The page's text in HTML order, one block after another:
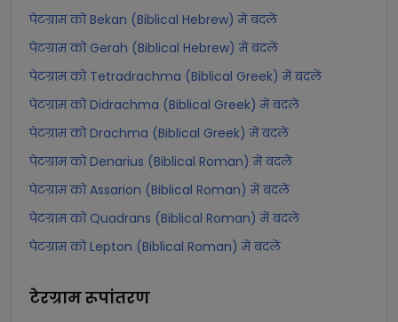
पेटग्राम को Bekan (Biblical Hebrew) में बदलें
पेटग्राम को Gerah (Biblical Hebrew) में बदलें
पेटग्राम को Tetradrachma (Biblical Greek) में बदलें
पेटग्राम को Didrachma (Biblical Greek) में बदलें
पेटग्राम को Drachma (Biblical Greek) में बदलें
पेटग्राम को Denarius (Biblical Roman) में बदलें
पेटग्राम को Assarion (Biblical Roman) में बदलें
पेटग्राम को Quadrans (Biblical Roman) में बदलें
पेटग्राम को Lepton (Biblical Roman) में बदलें
टेरग्रामरूपांतरण